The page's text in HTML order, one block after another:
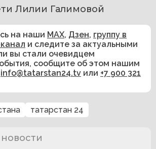
Лилии Галимовой
на наши MAX, Дзен, группу в
и следите за актуальными
вы стали очевидцем
сообщите об этом нашим
info@tatarstan24.tv или +7 900 321
татарстан 24